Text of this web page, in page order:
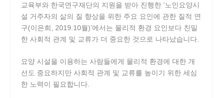
교육부와 한국연구재단의 지원을 받아 진행한 ‘노인요양시
설 거주자의 삶의 질 향상을 위한 주요 요인에 관한 질적 연
구(이은희, 2019.10월)’에서는 물리적 환경 요인보다 친밀
한 사회적 관계 및 교류가 더 중요한 것으로 나타났습니다.
요양 시설을 이용하는 사람들에게 물리적 환경에 대한 개
선도 중요하지만 사회적 관계 및 교류를 높이기 위한 세심
한 노력이 필요합니다.